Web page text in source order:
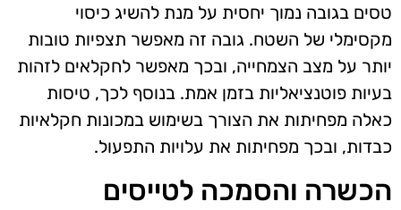
טסים בגובה נמוך יחסית על מנת להשיג כיסוי
מקסימלי של השטח. גובה זה מאפשר תצפיות טובות
יותר על מצב הצמחייה, ובכך מאפשר לחקלאים לזהות
בעיות פוטנציאליות בזמן אמת. בנוסף לכך, טיסות
כאלה מפחיתות את הצורך בשימוש במכונות חקלאיות
כבדות, ובכך מפחיתות את עלויות התפעול.
הכשרה והסמכה לטייסים